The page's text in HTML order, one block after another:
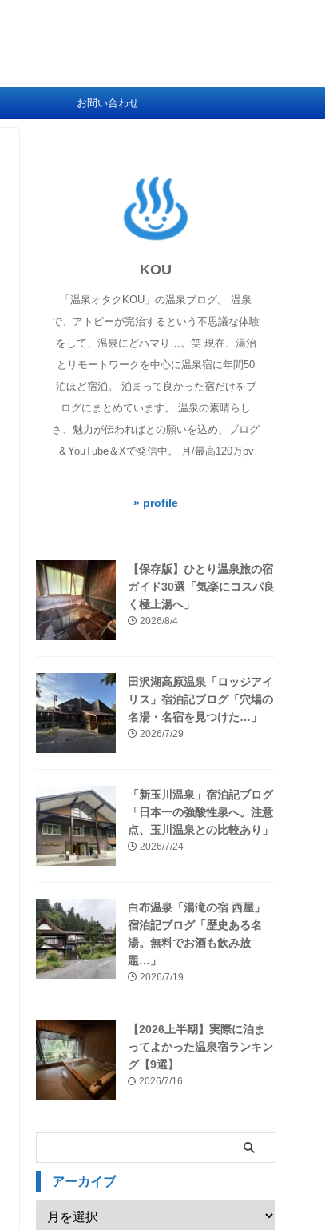
お問い合わせ
KOU
「温泉オタクKOU」の温泉ブログ。 温泉
で、アトピーが完治するという不思議な体験
をして、温泉にどハマり…。笑 現在、湯治
とリモートワークを中心に温泉宿に年間50
泊ほど宿泊。 泊まって良かった宿だけをブ
ログにまとめています。 温泉の素晴らし
さ、魅力が伝わればとの願いを込め、ブログ
＆YouTube＆Xで発信中。 月/最高120万pv
» profile
【保存版】ひとり温泉旅の宿
ガイド30選「気楽にコスパ良
く極上湯へ」
2026/8/4
田沢湖高原温泉「ロッジアイ
リス」宿泊記ブログ「穴場の
名湯・名宿を見つけた…」
2026/7/29
「新玉川温泉」宿泊記ブログ
「日本一の強酸性泉へ。注意
点、玉川温泉との比較あり」
2026/7/24
白布温泉「湯滝の宿 西屋」
宿泊記ブログ「歴史ある名
湯。無料でお酒も飲み放
題…」
2026/7/19
【2026上半期】実際に泊ま
ってよかった温泉宿ランキン
グ【9選】
2026/7/16
アーカイブ